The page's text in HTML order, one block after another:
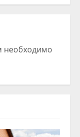
необходимо